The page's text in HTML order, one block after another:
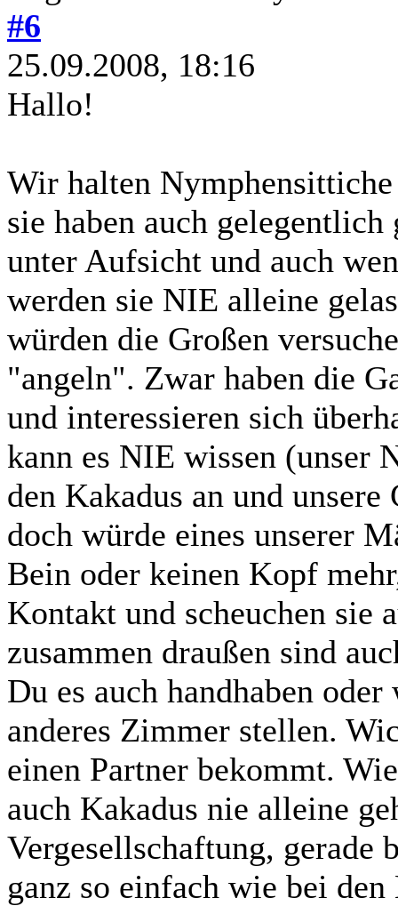
#6
25.09.2008, 18:16
Hallo!
Wir halten
sie haben auch
unter Aufsicht und auch
werden sie NIE alleine
würden die Großen
"angeln". Zwar haben die
und interessieren sich
kann es NIE wissen (unser
den Kakadus an und
doch würde eines unserer
Bein oder keinen Kopf
Kontakt und scheuchen sie
zusammen draußen sind
Du es auch handhaben
anderes Zimmer stellen.
einen Partner bekommt.
auch Kakadus nie alleine
Vergesellschaftung, gerade
ganz so einfach wie bei